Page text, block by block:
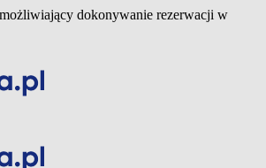
dokonywanie rezerwacji w